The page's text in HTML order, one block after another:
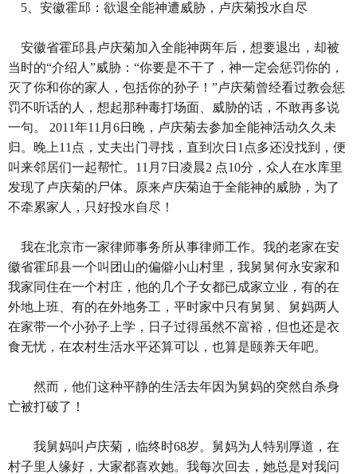
5、安徽霍邱：欲退全能神遭威胁，卢庆菊投水自尽
安徽省霍邱县卢庆菊加入全能神两年后，想要退出，却被
当时的“介绍人”威胁：“你要是不干了，神一定会惩罚你的，
灭了你和你的家人，包括你的孙子！”卢庆菊曾经看过教会惩
罚不听话的人，想起那种毒打场面、威胁的话，不敢再多说
一句。 2011年11月6日晚，卢庆菊去参加全能神活动久久未
归。晚上11点，丈夫出门寻找，直到次日1点多还没找到，便
叫来邻居们一起帮忙。11月7日凌晨2 点10分，众人在水库里
发现了卢庆菊的尸体。原来卢庆菊迫于全能神的威胁，为了
不牵累家人，只好投水自尽！
我在北京市一家律师事务所从事律师工作。我的老家在安
徽省霍邱县一个叫团山的偏僻小山村里，我舅舅何永安家和
我家同住在一个村庄，他的几个子女都已成家立业，有的在
外地上班、有的在外地务工，平时家中只有舅舅、舅妈两人
在家带一个小孙子上学，日子过得虽然不富裕，但也还是衣
食无忧，在农村生活水平还算可以，也算是颐养天年吧。
然而，他们这种平静的生活去年因为舅妈的突然自杀身
亡被打破了！
我舅妈叫卢庆菊，临终时68岁。舅妈为人特别厚道，在
村子里人缘好，大家都喜欢她。我每次回去，她总是对我问